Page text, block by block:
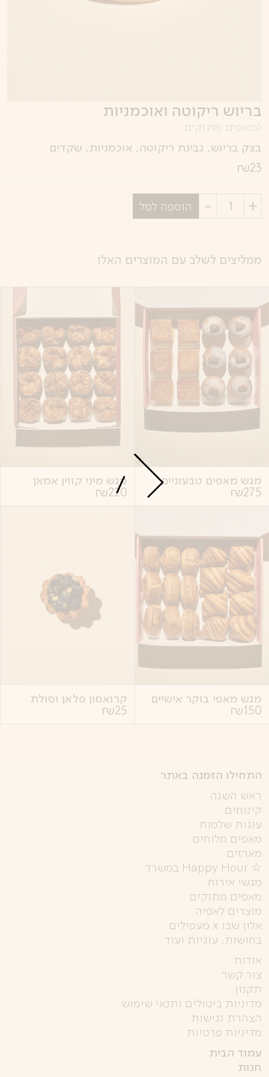
בריוש ריקוטה ואוכמניות
בצק בריוש, גבינת ריקוטה, אוכמניות, שקדים
23
₪
בחר
הוספה לסל
ממליצים לשלב עם המוצרים האלו
מגש מאפים טבעוניים
275
₪
מגש מיני קווין אמאן
220
₪
מגש מאפי בוקר אישיים
150
₪
קרואסון פלאן וסולת
25
₪
התחילו הזמנה באתר
ראש השנה
קינוחים
עוגות שלמות
מאפים מלוחים
מארזים
☆ Happy Hour במשרד
מגשי אירוח
מאפים מתוקים
מוצרים לאפיה
אלון שבו x מעפילים
בחושות, עוגיות ועוד
אודות
צור קשר
תקנון
מדיניות ביטולים ותנאי שימוש
הצהרת נגישות
מדיניות פרטיות
עמוד הבית
חנות